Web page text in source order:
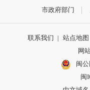
市政府部门
联系我们 | 站点地图
网
闽
闽